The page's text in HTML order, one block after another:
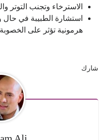
الاسترخاء وتجنب التوتر
استشارة الطبيبة في
هرمونية تؤثر على
شارك